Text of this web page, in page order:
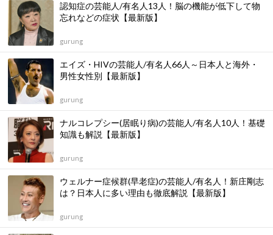
認知症の芸能人/有名人13人！脳の機能が低下して物
忘れなどの症状【最新版】
gurung
エイズ・HIVの芸能人/有名人66人～日本人と海外・
男性女性別【最新版】
gurung
ナルコレプシー(居眠り病)の芸能人/有名人10人！基礎
知識も解説【最新版】
gurung
ウェルナー症候群(早老症)の芸能人/有名人！新庄剛志
は？日本人に多い理由も徹底解説【最新版】
gurung